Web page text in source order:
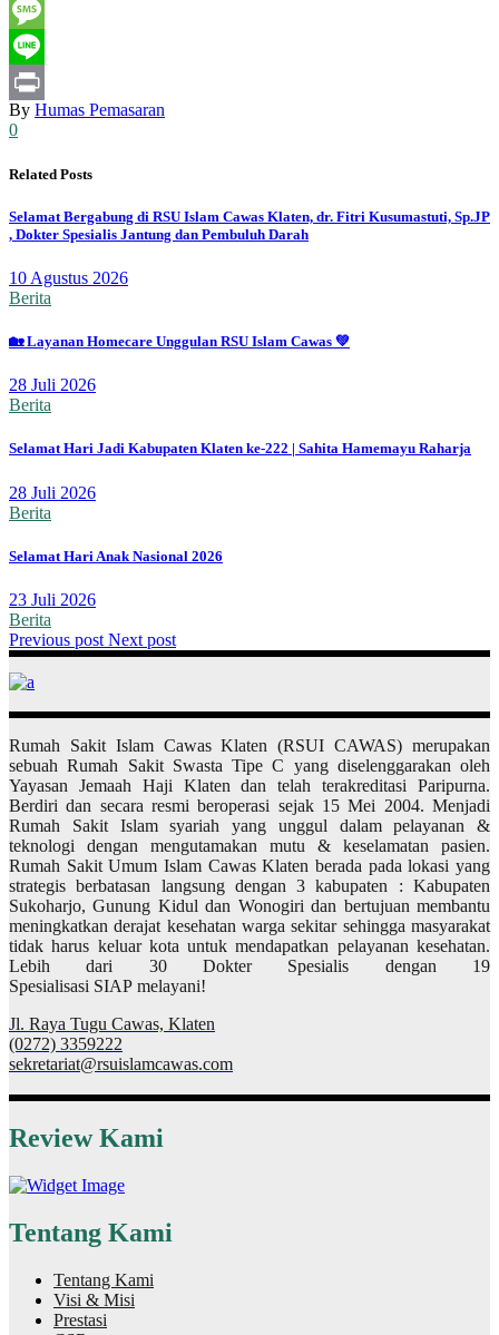
Email
Message
Line
Print
By Humas Pemasaran
0
Related Posts
Selamat Bergabung di RSU Islam Cawas Klaten, dr. Fitri Kusumastuti, Sp.JP
, Dokter Spesialis Jantung dan Pembuluh Darah
10 Agustus 2026
Berita
🏡 Layanan Homecare Unggulan RSU Islam Cawas 💚
28 Juli 2026
Berita
Selamat Hari Jadi Kabupaten Klaten ke-222 | Sahita Hamemayu Raharja
28 Juli 2026
Berita
Selamat Hari Anak Nasional 2026
23 Juli 2026
Berita
Previous post Next post
Rumah Sakit Islam Cawas Klaten (RSUI CAWAS) merupakan
sebuah Rumah Sakit Swasta Tipe C yang diselenggarakan oleh
Yayasan Jemaah Haji Klaten dan telah terakreditasi Paripurna.
Berdiri dan secara resmi beroperasi sejak 15 Mei 2004. Menjadi
Rumah Sakit Islam syariah yang unggul dalam pelayanan &
teknologi dengan mengutamakan mutu & keselamatan pasien.
Rumah Sakit Umum Islam Cawas Klaten berada pada lokasi yang
strategis berbatasan langsung dengan 3 kabupaten : Kabupaten
Sukoharjo, Gunung Kidul dan Wonogiri dan bertujuan membantu
meningkatkan derajat kesehatan warga sekitar sehingga masyarakat
tidak harus keluar kota untuk mendapatkan pelayanan kesehatan.
Lebih dari 30 Dokter Spesialis dengan 19
Spesialisasi SIAP melayani!
Jl. Raya Tugu Cawas, Klaten
(0272) 3359222
sekretariat@rsuislamcawas.com
Review Kami
Tentang Kami
Tentang Kami
Visi & Misi
Prestasi